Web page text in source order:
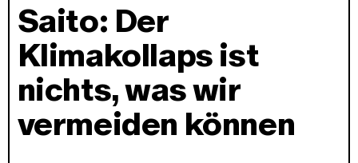
Saito: Der
Klimakollaps ist
nichts, was wir
vermeiden können